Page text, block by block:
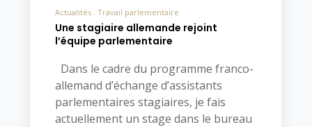
Actualités
Travail parlementaire
Une stagiaire allemande rejoint
l’équipe parlementaire
Dans le cadre du programme franco-
allemand d’échange d’assistants
parlementaires stagiaires, je fais
actuellement un stage dans le bureau